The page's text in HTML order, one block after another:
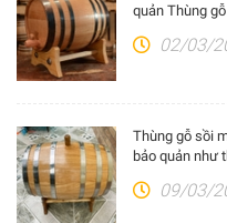
quản Thùng
02/03/
Thùng gỗ sồi
bảo quản như
09/03/